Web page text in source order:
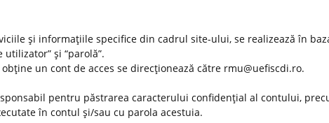
şi informaţiile specifice din cadrul site-ului, se realizează în
şi “parolă”.
un cont de acces se direcţionează către rmu@uefiscdi.ro.
pentru păstrarea caracterului confidenţial al contului,
în contul şi/sau cu parola acestuia.